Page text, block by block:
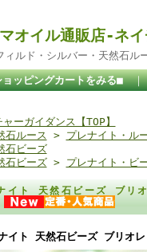
オイル通販店-ネ
ルド・シルバー・天然石ル
ッピングカートをみる■
ーガイダンス【TOP】
石ルース > プレナイト・ル
石ビーズ
石ビーズ> プレナイト・ビ
イト 天然石ビーズ ブリ
イト 天然石ビーズ ブリオ